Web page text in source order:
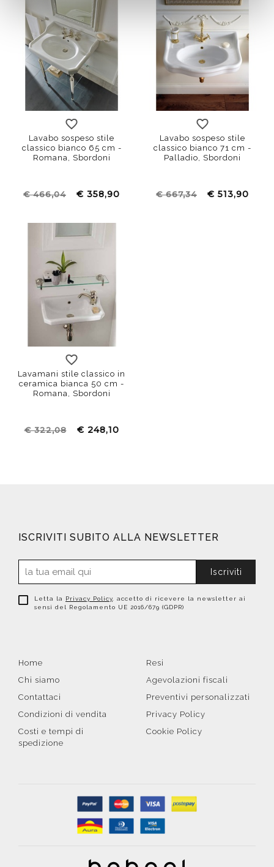
Lavabo sospeso stile
classico bianco 65 cm -
Romana, Sbordoni
€ 466,04 € 358,90
Lavabo sospeso stile
classico bianco 71 cm -
Palladio, Sbordoni
€ 667,34 € 513,90
Lavamani stile classico in
ceramica bianca 50 cm -
Romana, Sbordoni
€ 322,08 € 248,10
ISCRIVITI SUBITO ALLA NEWSLETTER
Iscriviti
Letta la Privacy Policy , accetto di ricevere la newsletter ai
sensi del Regolamento UE 2016/679 (GDPR)
Home
Chi siamo
Contattaci
Condizioni di vendita
Costi e tempi di
spedizione
Resi
Agevolazioni fiscali
Preventivi personalizzati
Privacy Policy
Cookie Policy